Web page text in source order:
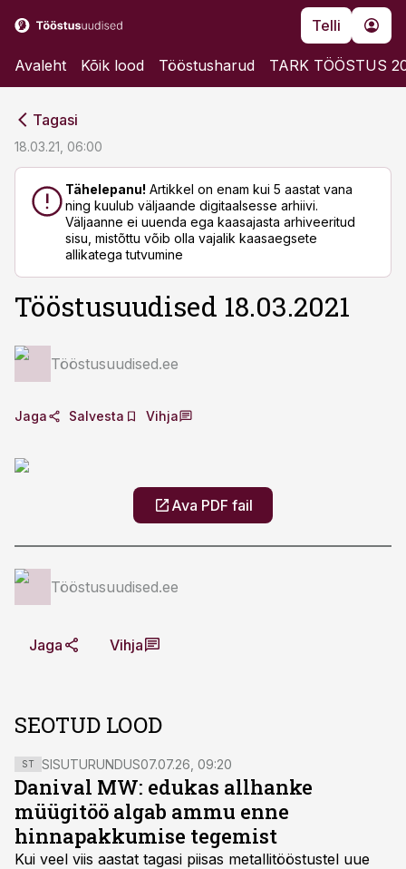
Telli
Avaleht Kõik lood Tööstusharud TARK TÖÖSTUS
Tagasi
18.03.21, 06:00
Tähelepanu! Artikkel on enam kui 5 aastat vana
ning kuulub väljaande digitaalsesse arhiivi.
Väljaanne ei uuenda ega kaasajasta arhiveeritud
sisu, mistõttu võib olla vajalik kaasaegsete
allikatega tutvumine
Tööstusuudised 18.03.2021
Tööstusuudised.ee
Jaga Salvesta Vihja
Ava PDF fail
Tööstusuudised.ee
Jaga Vihja
SEOTUD LOOD
ST SISUTURUNDUS07.07.26, 09:20
Danival MW: edukas allhanke
müügitöö algab ammu enne
hinnapakkumise tegemist
Kui veel viis aastat tagasi piisas metallitööstustel uue